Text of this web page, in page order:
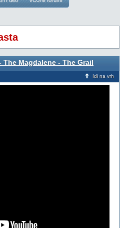
The Magdalene - The Grail
Idi na vrh